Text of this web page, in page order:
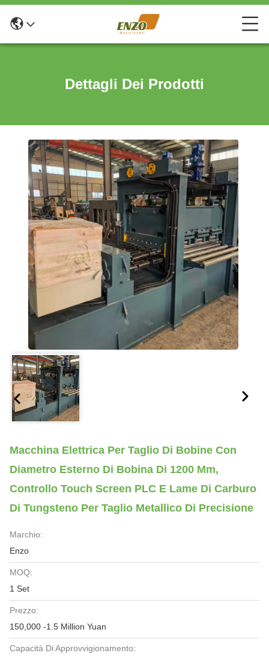
Dettagli Dei Prodotti
Macchina Elettrica Per Taglio Di Bobine Con
Diametro Esterno Di Bobina Di 1200 Mm,
Controllo Touch Screen PLC E Lame Di Carburo
Di Tungsteno Per Taglio Metallico Di Precisione
Marchio:
Enzo
MOQ:
1 Set
Prezzo:
150,000 -1.5 Million Yuan
Capacità Di Approvvigionamento: